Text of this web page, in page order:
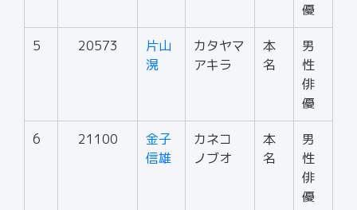
優
5 20573
片山
滉
カタヤマ
アキラ
本
名
男
性
俳
優
6 21100
金子
信雄
カネコ
ノブオ
本
名
男
性
俳
優